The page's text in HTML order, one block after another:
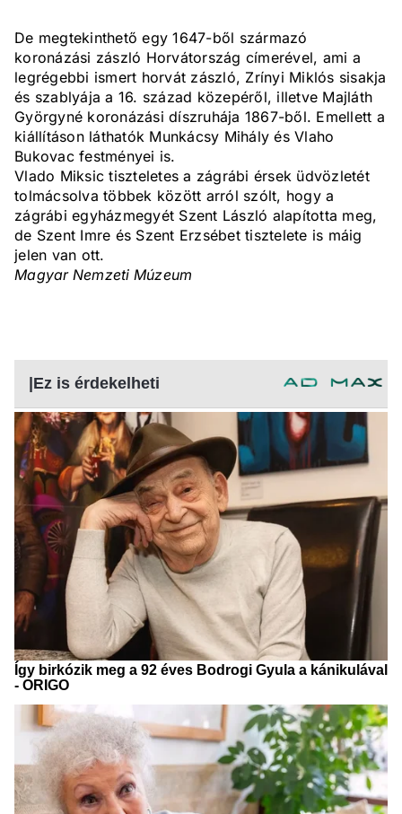
De megtekinthető egy 1647-ből származó
koronázási zászló Horvátország címerével, ami a
legrégebbi ismert horvát zászló, Zrínyi Miklós sisakja
és szablyája a 16. század közepéről, illetve Majláth
Györgyné koronázási díszruhája 1867-ből. Emellett a
kiállításon láthatók Munkácsy Mihály és Vlaho
Bukovac festményei is.
Vlado Miksic tiszteletes a zágrábi érsek üdvözletét
tolmácsolva többek között arról szólt, hogy a
zágrábi egyházmegyét Szent László alapította meg,
de Szent Imre és Szent Erzsébet tisztelete is máig
jelen van ott.
Magyar Nemzeti Múzeum